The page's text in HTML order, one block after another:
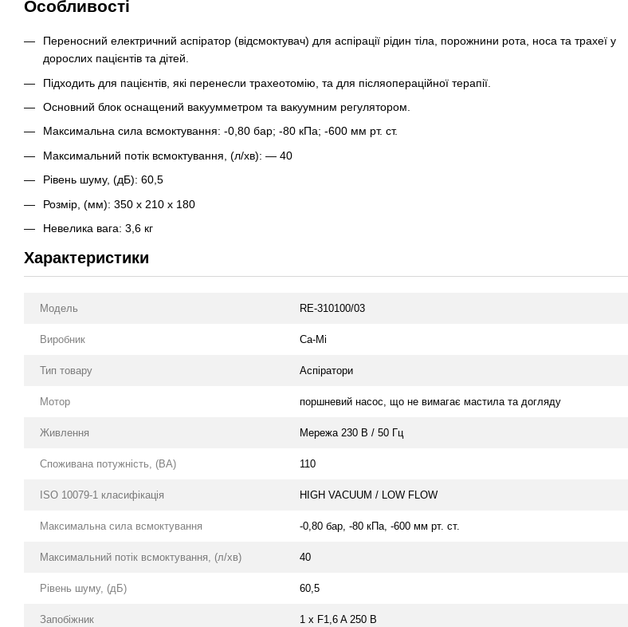
Особливості
Переносний електричний аспіратор (відсмоктувач) для аспірації рідин тіла, порожнини рота, носа та трахеї у
дорослих пацієнтів та дітей.
Підходить для пацієнтів, які перенесли трахеотомію, та для післяопераційної терапії.
Основний блок оснащений вакуумметром та вакуумним регулятором.
Максимальна сила всмоктування: -0,80 бар; -80 кПа; -600 мм рт. ст.
Максимальний потік всмоктування, (л/хв): — 40
Рівень шуму, (дБ): 60,5
Розмір, (мм): 350 x 210 x 180
Невелика вага: 3,6 кг
Характеристики
Модель RE-310100/03
Виробник Ca-Mi
Тип товару Аспіратори
Мотор поршневий насос, що не вимагає мастила та догляду
Живлення Мережа 230 В / 50 Гц
Споживана потужність, (ВА) 110
ISO 10079-1 класифікація HIGH VACUUM / LOW FLOW
Максимальна сила всмоктування -0,80 бар, -80 кПа, -600 мм рт. ст.
Максимальний потік всмоктування, (л/хв) 40
Рівень шуму, (дБ) 60,5
Запобіжник 1 х F1,6 A 250 В